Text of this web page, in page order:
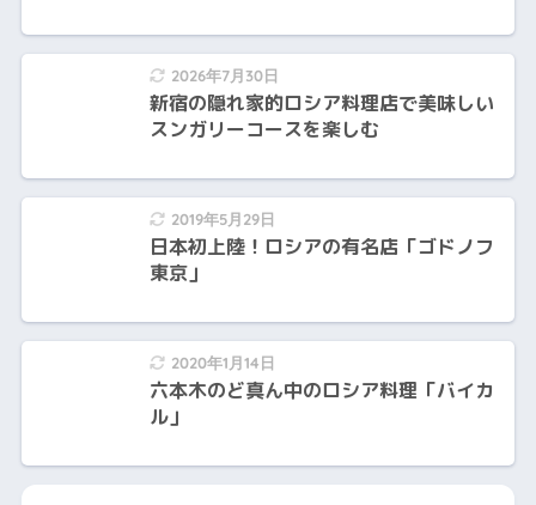
2026年7月30日
新宿の隠れ家的ロシア料理店で美味しい
スンガリーコースを楽しむ
2019年5月29日
日本初上陸！ロシアの有名店「ゴドノフ
東京」
2020年1月14日
六本木のど真ん中のロシア料理「バイカ
ル」